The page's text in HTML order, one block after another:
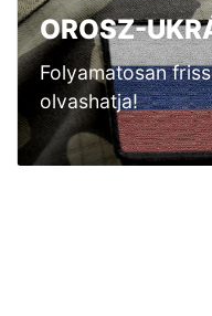
OROSZ-
Folyamatosan
olvashatja!